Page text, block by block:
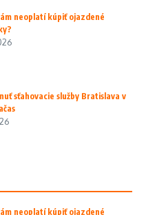
neoplatí kúpiť ojazdené
sťahovacie služby Bratislava v
neoplatí kúpiť ojazdené